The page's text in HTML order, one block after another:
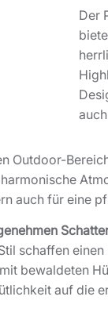
Der
Outdoor-
auch für eine
schaffen
bewaldeten
auf die